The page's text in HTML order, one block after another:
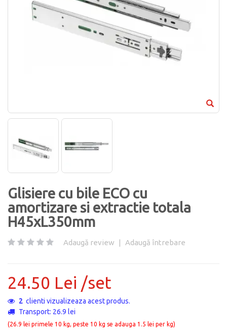
Glisiere cu bile ECO cu
amortizare si extractie totala
H45xL350mm
Adaugă review | Adaugă întrebare
24.50 Lei /set
2 clienti vizualizeaza acest produs.
Transport: 26.9 lei
(26.9 lei primele 10 kg, peste 10 kg se adauga 1.5 lei per kg)